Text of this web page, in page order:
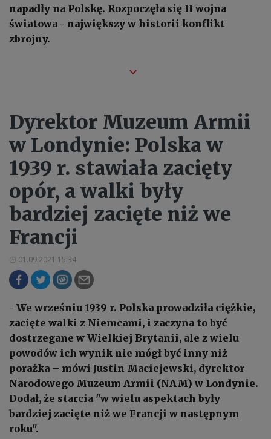
napadły na Polskę. Rozpoczęła się II wojna
światowa - największy w historii konflikt
zbrojny.
Dyrektor Muzeum Armii
w Londynie: Polska w
1939 r. stawiała zacięty
opór, a walki były
bardziej zacięte niż we
Francji
01.09.2021 15:34
- We wrześniu 1939 r. Polska prowadziła ciężkie,
zacięte walki z Niemcami, i zaczyna to być
dostrzegane w Wielkiej Brytanii, ale z wielu
powodów ich wynik nie mógł być inny niż
porażka – mówi Justin Maciejewski, dyrektor
Narodowego Muzeum Armii (NAM) w Londynie.
Dodał, że starcia "w wielu aspektach były
bardziej zacięte niż we Francji w następnym
roku".